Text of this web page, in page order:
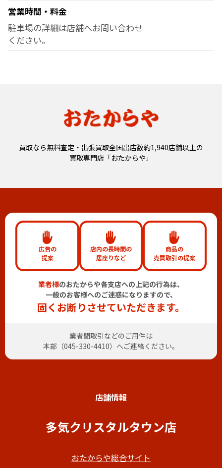
営業時間・料金
駐車場の詳細は店舗へお問い合わせ
ください。
買取なら無料査定・出張買取全国出店数約1,940店舗以上の
買取専門店「おたからや」
広告の
提案
店内の長時間の
居座りなど
商品の
売買取引の提案
業者様のおたからや各支店への上記の行為は、
一般のお客様へのご迷惑になりますので、
固くお断りさせていただきます。
業者間取引などのご用件は
本部（045-330-4410）へご連絡ください。
店舗情報
多気クリスタルタウン店
おたからや総合サイト